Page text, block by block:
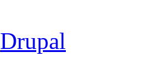
Drupal